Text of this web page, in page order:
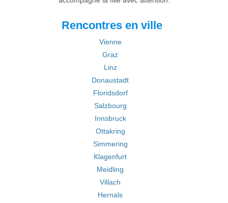
Rencontres en ville
Vienne
Graz
Linz
Donaustadt
Floridsdorf
Salzbourg
Innsbruck
Ottakring
Simmering
Klagenfurt
Meidling
Villach
Hernals